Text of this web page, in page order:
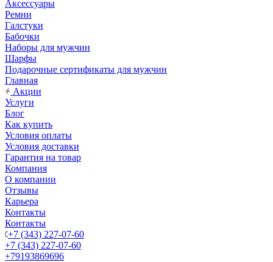
Аксессуары
Ремни
Галстуки
Бабочки
Наборы для мужчин
Шарфы
Подарочные сертификаты для мужчин
Главная
Акции
Услуги
Блог
Как купить
Условия оплаты
Условия доставки
Гарантия на товар
Компания
О компании
Отзывы
Карьера
Контакты
Контакты
+7 (343) 227-07-60
+7 (343) 227-07-60
+79193869696